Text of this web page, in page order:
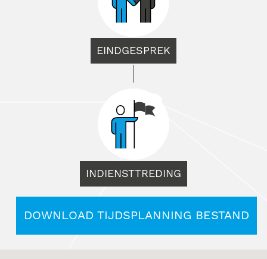
EINDGESPREK
INDIENSTTREDING
DOWNLOAD TIJDSPLANNING BESTAND